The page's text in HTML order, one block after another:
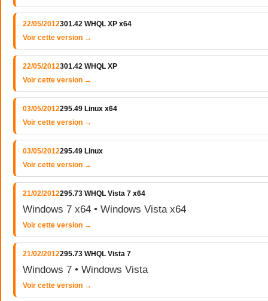
22/05/2012301.42 WHQL XP x64
Voir cette version →
22/05/2012301.42 WHQL XP
Voir cette version →
03/05/2012295.49 Linux x64
Voir cette version →
03/05/2012295.49 Linux
Voir cette version →
21/02/2012295.73 WHQL Vista 7 x64
Windows 7 x64 • Windows Vista x64
Voir cette version →
21/02/2012295.73 WHQL Vista 7
Windows 7 • Windows Vista
Voir cette version →